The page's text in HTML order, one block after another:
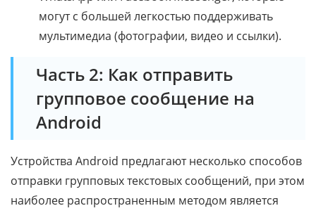
могут с большей легкостью поддерживать
мультимедиа (фотографии, видео и ссылки).
Часть 2: Как отправить
групповое сообщение на
Android
Устройства Android предлагают несколько способов
отправки групповых текстовых сообщений, при этом
наиболее распространенным методом является